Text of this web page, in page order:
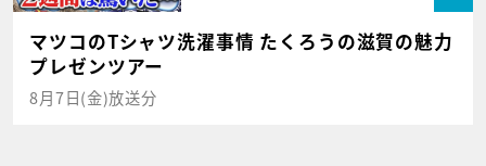
マツコのTシャツ洗濯事情 たくろうの滋賀の魅力
プレゼンツアー
8月7日(金)放送分